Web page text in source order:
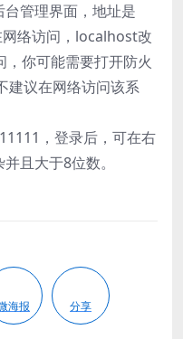
管理界面，地址是
络访问，localhost改
你可能需要打开防火
建议在网络访问该系
，登录后，可在右
且大于8位数。
海报 分享